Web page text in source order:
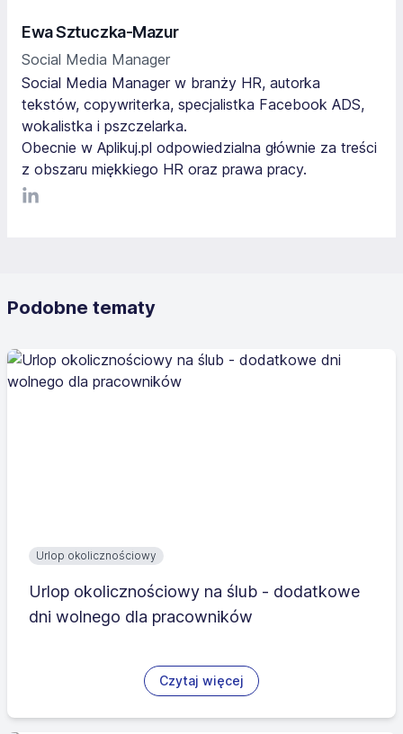
Ewa Sztuczka-Mazur
Social Media Manager
Social Media Manager w branży HR, autorka
tekstów, copywriterka, specjalistka Facebook ADS,
wokalistka i pszczelarka.
Obecnie w Aplikuj.pl odpowiedzialna głównie za treści
z obszaru miękkiego HR oraz prawa pracy.
LinkediIn
Podobne tematy
Urlop okolicznościowy
Urlop okolicznościowy na ślub - dodatkowe
dni wolnego dla pracowników
Czytaj więcej